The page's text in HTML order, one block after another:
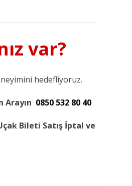
var?
hedefliyoruz.
Arayın 0850 532 80 40
Bileti Satış İptal ve